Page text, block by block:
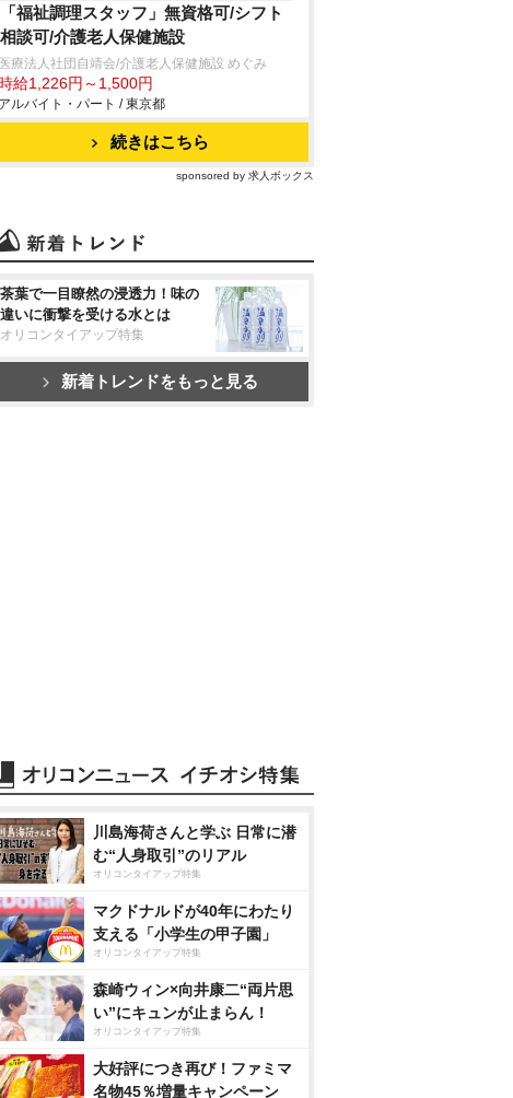
「福祉調理スタッフ」無資格可/シフト
相談可/介護老人保健施設
医療法人社団自靖会/介護老人保健施設 めぐみ
時給1,226円～1,500円
アルバイト・パート / 東京都
続きはこちら
sponsored by 求人ボックス
茶葉で一目瞭然の浸透力！味の
違いに衝撃を受ける水とは
オリコンタイアップ特集
新着トレンドをもっと見る
川島海荷さんと学ぶ 日常に潜
む“人身取引”のリアル
オリコンタイアップ特集
マクドナルドが40年にわたり
支える「小学生の甲子園」
オリコンタイアップ特集
森崎ウィン×向井康二“両片思
い”にキュンが止まらん！
オリコンタイアップ特集
大好評につき再び！ファミマ
名物45％増量キャンペーン